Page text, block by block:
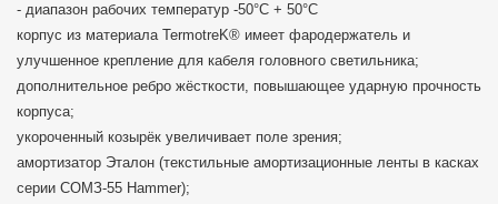
- диапазон рабочих температур -50°C + 50°C
корпус из материала TermotreK® имеет фародержатель и
улучшенное крепление для кабеля головного светильника;
дополнительное ребро жёсткости, повышающее ударную прочность
корпуса;
укороченный козырёк увеличивает поле зрения;
амортизатор Эталон (текстильные амортизационные ленты в касках
серии СОМЗ-55 Hammer);